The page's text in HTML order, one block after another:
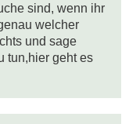
sind, wenn ihr
welcher
und sage
tun,hier geht es